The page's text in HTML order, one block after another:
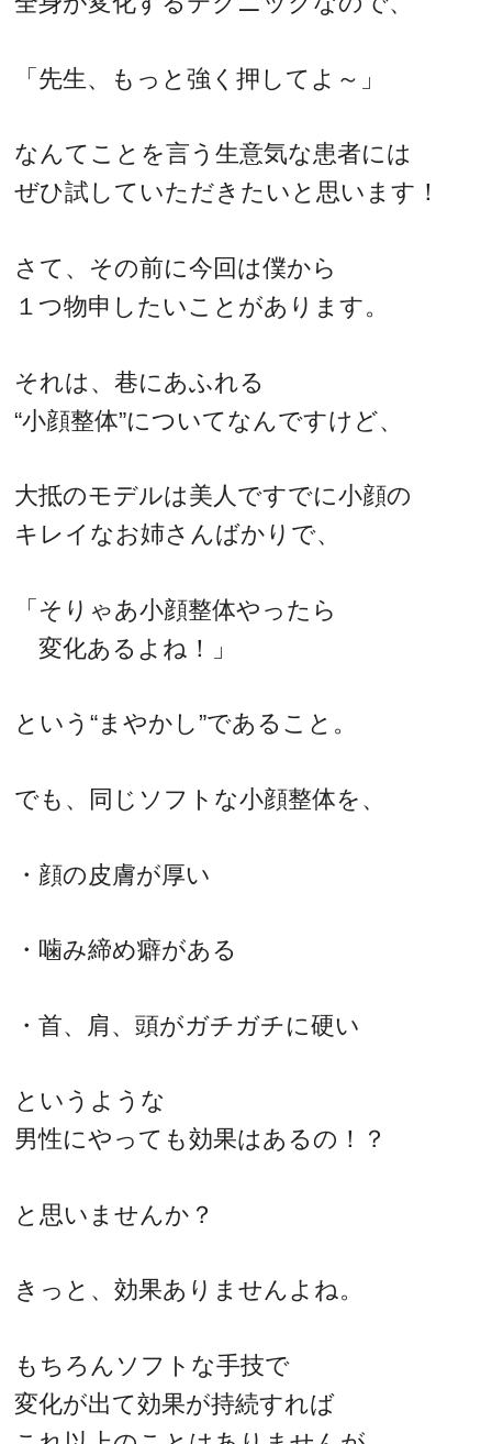
「先生、もっと強く押してよ～」
なんてことを言う生意気な患者には
ぜひ試していただきたいと思います！
さて、その前に今回は僕から
１つ物申したいことがあります。
それは、巷にあふれる
“小顔整体”についてなんですけど、
大抵のモデルは美人ですでに小顔の
キレイなお姉さんばかりで、
「そりゃあ小顔整体やったら
変化あるよね！」
という“まやかし”であること。
でも、同じソフトな小顔整体を、
・顔の皮膚が厚い
・噛み締め癖がある
・首、肩、頭がガチガチに硬い
というような
男性にやっても効果はあるの！？
と思いませんか？
きっと、効果ありませんよね。
もちろんソフトな手技で
変化が出て効果が持続すれば